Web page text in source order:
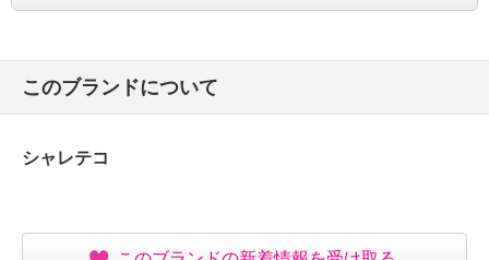
このブランドについて
シャレテコ